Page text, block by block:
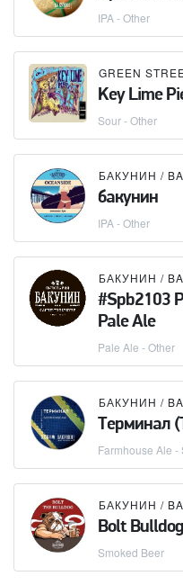
IPA - Other
GREEN
Key Lime
Sour - Other
бакунин
IPA - Other
#Spb2103
Pale Ale
Pale Ale - Other
Терминал
Farmhouse Ale -
Bolt Bulldog
Smoked Beer